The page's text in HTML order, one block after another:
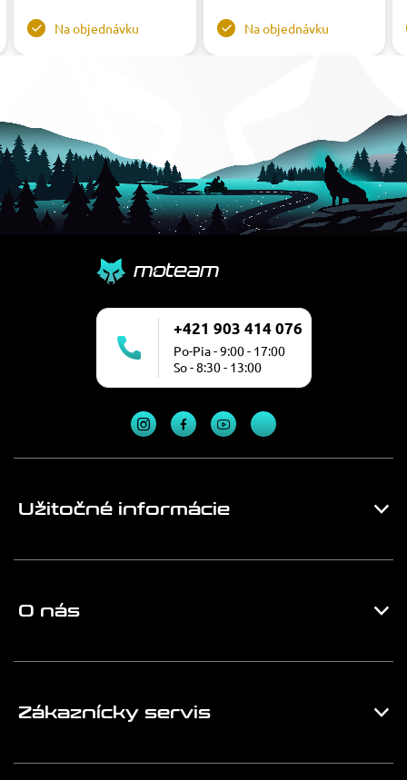
Na objednávku Na objednávku
+421 903 414 076
Po-Pia - 9:00 - 17:00
So - 8:30 - 13:00
Užitočné informácie
O nás
Zákaznícky servis